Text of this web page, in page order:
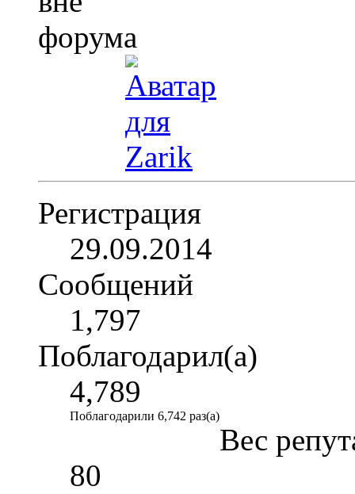
Регистрация
29.09.2014
Сообщений
1,797
Поблагодарил(а)
4,789
Поблагодарили 6,742 раз(а)
Вес
80